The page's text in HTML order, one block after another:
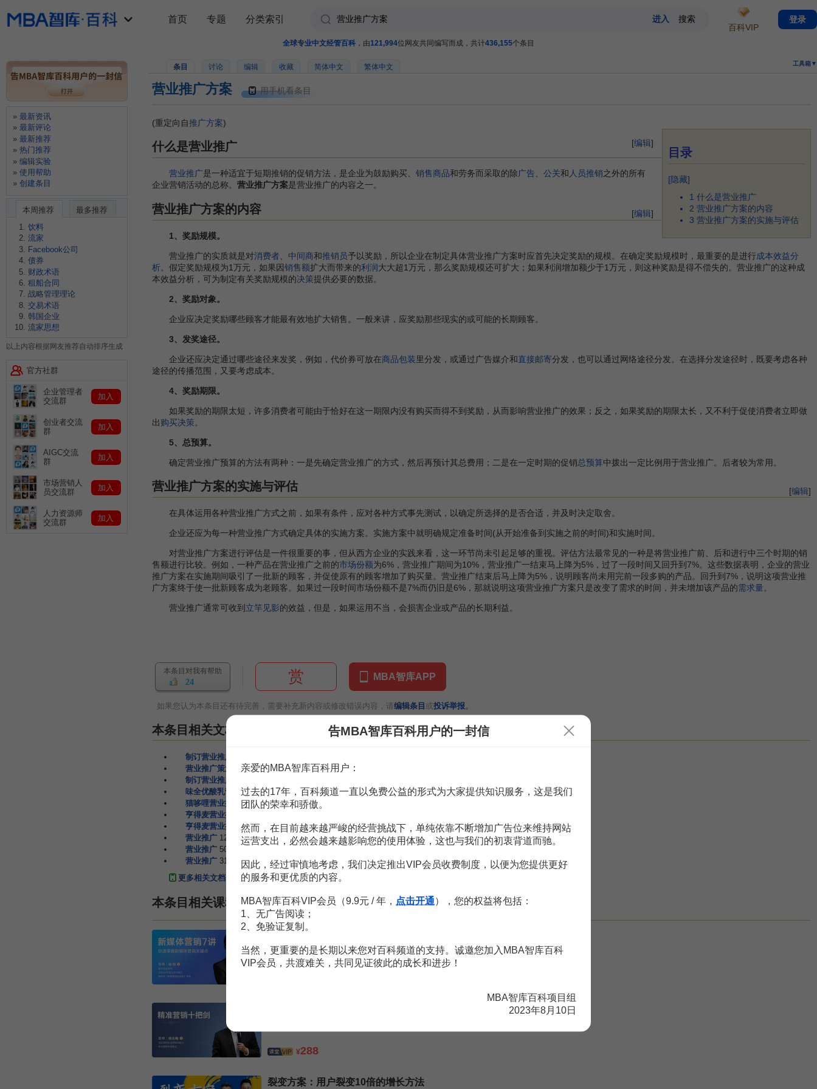
全球专业中文经管百科 ，由121,994位网友共同编写而成，共计436,155个条目
条目 讨论 编辑 收藏 简体中文 繁体中文 工具箱▼
营业推广方案 用手机看条目
(重定向自推广方案)
目录
[隐藏]
1 什么是营业推广
2 营业推广方案的内容
3 营业推广方案的实施与评估
[编辑]
什么是营业推广
营业推广是一种适宜于短期推销的促销方法，是企业为鼓励购买、 销售商品和劳务而采取的除广告、 公关和人员推销之外的所有
企业营销活动的总称。 营业推广方案是营业推广的内容之一。
[编辑]
营业推广方案的内容
1、奖励规模。
营业推广的实质就是对消费者 中间商和推销员予以奖励，所以企业在制定具体营业推广方案时应首先决定奖励的规模。在确定奖励规模时，最重要的是进行成本效益分
析。假定奖励规模为1万元，如果因销售额扩大而带来的利润大大超1万元，那么奖励规模还可扩大；如果利润增加额少于1万元，则这种奖励是得不偿失的。营业推广的这种成
本效益分析，可为制定有关奖励规模的决策提供必要的数据。
2、奖励对象。
企业应决定奖励哪些顾客才能最有效地扩大销售。一般来讲，应奖励那些现实的或可能的长期顾客。
3、发奖途径。
企业还应决定通过哪些途径来发奖，例如，代价券可放在商品包装里分发，或通过广告媒介和直接邮寄分发，也可以通过网络途径分发。在选择分发途径时，既要考虑各种
途径的传播范围，又要考虑成本。
4、奖励期限。
如果奖励的期限太短，许多消费者可能由于恰好在这一期限内没有购买而得不到奖励，从而影响营业推广的效果；反之，如果奖励的期限太长，又不利于促使消费者立即做
出购买决策。
5、总预算。
确定营业推广预算的方法有两种：一是先确定营业推广的方式，然后再预计其总费用；二是在一定时期的促销总预算中拨出一定比例用于营业推广。后者较为常用。
[编辑]
营业推广方案的实施与评估
在具体运用各种营业推广方式之前，如果有条件，应对各种方式事先测试，以确定所选择的是否合适，并及时决定取舍。
企业还应为每一种营业推广方式确定具体的实施方案。实施方案中就明确规定准备时间(从开始准备到实施之前的时间)和实施时间。
对营业推广方案进行评估是一件很重要的事，但从西方企业的实践来看，这一环节尚未引起足够的重视。评估方法最常见的一种是将营业推广前、后和进行中三个时期的销
售额进行比较。例如，一种产品在营业推广之前的市场份额为6%，营业推广期间为10%，营业推广一结束马上降为5%，过了一段时间又回升到7%。这些数据表明，企业的营业
推广方案在实施期间吸引了一批新的顾客，并促使原有的顾客增加了购买量。营业推广结束后马上降为5%，说明顾客尚未用完前一段多购的产品。回升到7%，说明这项营业推
广方案终于使一批新顾客成为老顾客。如果过一段时间市场份额不是7%而仍旧是6%，那就说明这项营业推广方案只是改变了需求的时间，并未增加该产品的需求量。
营业推广通常可收到 立竿见影的效益，但是，如果运用不当，会损害企业或产品的长期利益。
本条目对我有帮助
24 赏 MBA智库APP
如果您认为本条目还有待完善，需要补充新内容或修改错误内容，请 编辑条目 或投诉举报。
本条目相关文档
制订营业推广方案
营业推广策划方案 59页
制订营业推广方案
味全优酸乳营业推广方案 7页
猫哆哩营业推广策划方案 25页
亨得麦营业推广策划方案
亨得麦营业推广策划方案 36页
营业推广 12页
营业推广 50页
营业推广 31页
更多相关文档
本条目相关课程
喻旭
¥288
裂变方案：用户裂变10倍的增长方法
首页 专题 分类索引
百科VIP
登录
最新资讯
最新评论
最新推荐
热门推荐
编辑实验
使用帮助
创建条目
本周推荐
最多推荐
饮料
流家
Facebook公司
债券
财政术语
租船合同
战略管理理论
交易术语
韩国企业
流家思想
以上内容根据网友推荐自动排序生成
官方社群
企业管理者
交流群
加入
创业者交流
群
加入
AIGC交流
群
加入
市场营销人
员交流群
加入
人力资源师
交流群
加入
告MBA智库百科用户的一封信
亲爱的MBA智库百科用户：
过去的17年，百科频道一直以免费公益的形式为大家提供知识服务，这是我们
团队的荣幸和骄傲。
然而，在目前越来越严峻的经营挑战下，单纯依靠不断增加广告位来维持网站
运营支出，必然会越来越影响您的使用体验，这也与我们的初衷背道而驰。
因此，经过审慎地考虑，我们决定推出VIP会员收费制度，以便为您提供更好
的服务和更优质的内容。
MBA智库百科VIP会员（9.9元 / 年， 点击开通），您的权益将包括：
1、无广告阅读；
2、免验证复制。
当然，更重要的是长期以来您对百科频道的支持。诚邀您加入MBA智库百科
VIP会员，共渡难关，共同见证彼此的成长和进步！
MBA智库百科项目组
2023年8月10日